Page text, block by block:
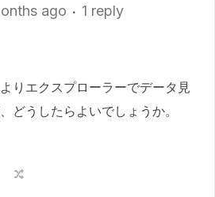
ago 1 reply
りエクスプローラーでデータ見
どうしたらよいでしょうか。